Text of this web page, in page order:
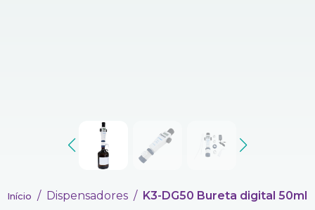
Início Dispensadores K3-DG50 Bureta digital 50ml